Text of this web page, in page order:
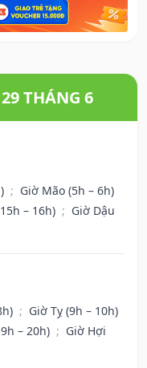
THÁNG 6
; Giờ Mão (5h – 6h)
– 16h) ; Giờ Dậu
; Giờ Tỵ (9h – 10h)
– 20h) ; Giờ Hợi